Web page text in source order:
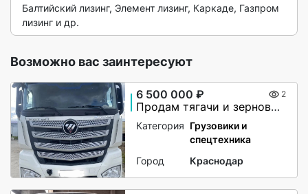
Балтийский лизинг, Элемент лизинг, Каркаде, Газпром
лизинг и др.
Возможно вас заинтересуют
6 500 000 ₽ 2
Продам тягачи и зерновозы
Категория Грузовики и
спецтехника
Город
Краснодар